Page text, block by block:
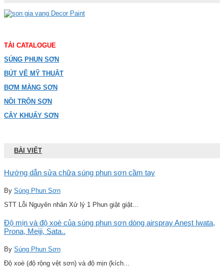
TẢI CATALOGUE
SÚNG PHUN SƠN
BÚT VẼ MỸ THUẬT
BƠM MÀNG SƠN
NỒI TRỘN SƠN
CÂY KHUẤY SƠN
BÀI VIẾT
Hướng dẫn sửa chữa súng phun sơn cầm tay
By Súng Phun Sơn
STT Lỗi Nguyên nhân Xử lý 1 Phun giật giật...
Độ mịn và độ xoè của súng phun sơn dòng airspray Anest Iwata,
Prona, Meiji, Sata..
By Súng Phun Sơn
Độ xoè (độ rộng vệt sơn) và độ mịn (kích...